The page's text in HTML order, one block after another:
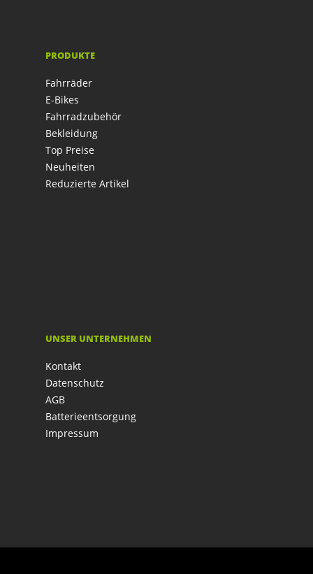
PRODUKTE
Fahrräder
E-Bikes
Fahrradzubehör
Bekleidung
Top Preise
Neuheiten
Reduzierte Artikel
UNSER UNTERNEHMEN
Kontakt
Datenschutz
AGB
Batterieentsorgung
Impressum